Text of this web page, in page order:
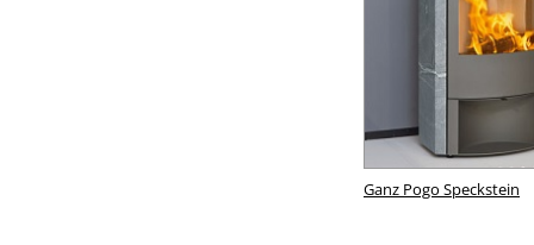
Ganz Pogo Speckstein